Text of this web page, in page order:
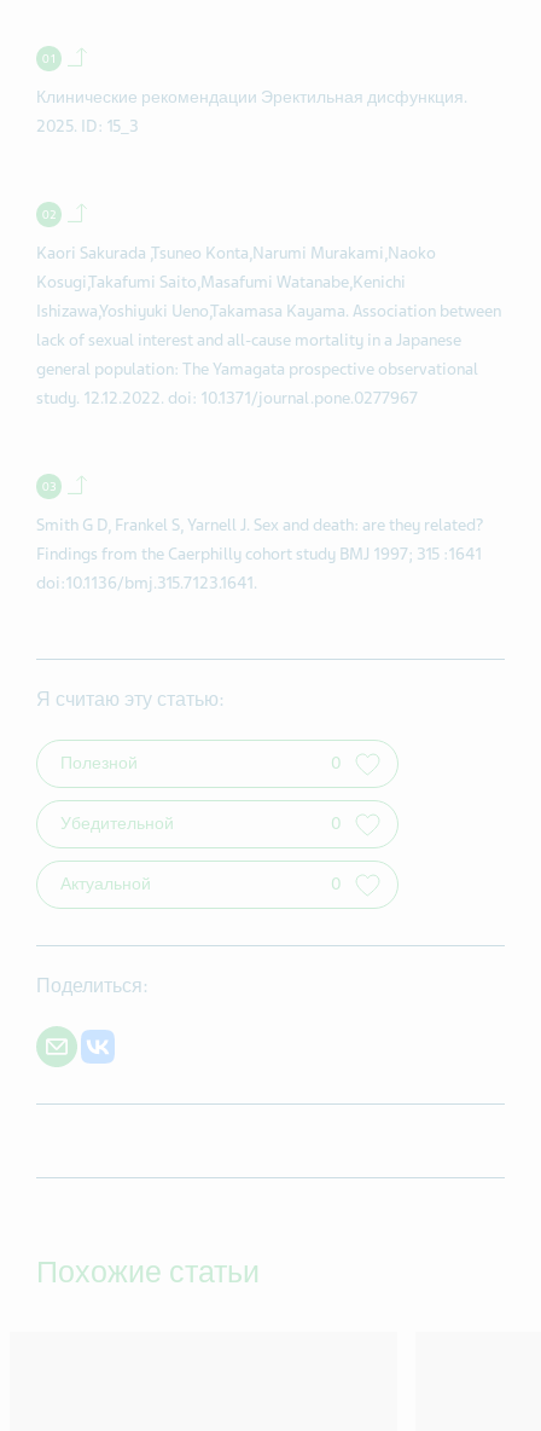
Back to contents.
Клинические рекомендации Эректильная дисфункция.
2025. ID: 15_3
Back to contents.
Kaori Sakurada ,Tsuneo Konta,Narumi Murakami,Naoko
Kosugi,Takafumi Saito,Masafumi Watanabe,Kenichi
Ishizawa,Yoshiyuki Ueno,Takamasa Kayama. Association between
lack of sexual interest and all-cause mortality in a Japanese
general population: The Yamagata prospective observational
study. 12.12.2022. doi: 10.1371/journal.pone.0277967
Back to contents.
Smith G D, Frankel S, Yarnell J. Sex and death: are they related?
Findings from the Caerphilly cohort study BMJ 1997; 315 :1641
doi:10.1136/bmj.315.7123.1641.
Я считаю эту статью:
Полезной 0
Убедительной 0
Актуальной 0
Поделиться:
Share with E-mail
Похожие статьи